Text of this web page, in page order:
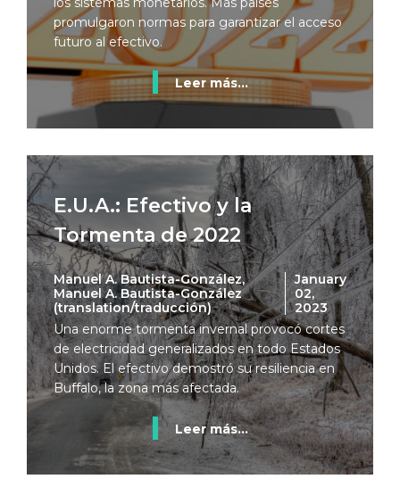
promulgaron normas para garantizar el acceso
futuro al efectivo.
Leer más...
E.U.A.: Efectivo y la
Tormenta de 2022
Manuel A. Bautista-González,
Manuel A. Bautista-González
(translation/traducción)
January
02,
2023
Una enorme tormenta invernal provocó cortes
de electricidad generalizados en todo Estados
Unidos. El efectivo demostró su resiliencia en
Buffalo, la zona más afectada.
Leer más...